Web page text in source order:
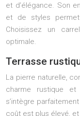
et d’élégance. Son
et de styles
Choisissez un
optimale.
Terrasse
La pierre naturelle,
charme rustique et
s’intègre
coût est plus élevé,